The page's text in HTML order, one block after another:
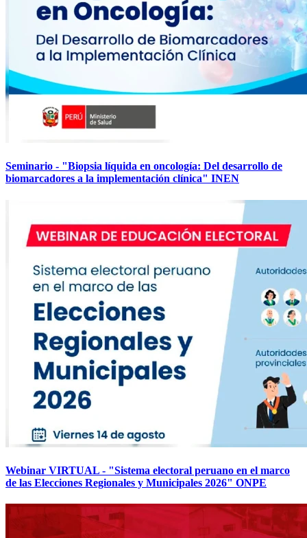
Seminario - "Biopsia líquida en oncología: Del desarrollo de
biomarcadores a la implementación clínica" INEN
Webinar VIRTUAL - "Sistema electoral peruano en el marco
de las Elecciones Regionales y Municipales 2026" ONPE